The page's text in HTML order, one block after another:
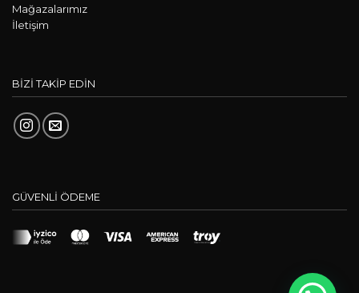
Mağazalarımız
İletişim
BİZİ TAKİP EDİN
GÜVENLİ ÖDEME